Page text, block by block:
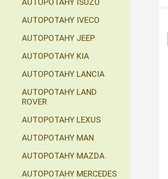
AUTOPOTAHY ISUZU
AUTOPOTAHY IVECO
AUTOPOTAHY JEEP
AUTOPOTAHY KIA
AUTOPOTAHY LANCIA
AUTOPOTAHY LAND
ROVER
AUTOPOTAHY LEXUS
AUTOPOTAHY MAN
AUTOPOTAHY MAZDA
AUTOPOTAHY MERCEDES